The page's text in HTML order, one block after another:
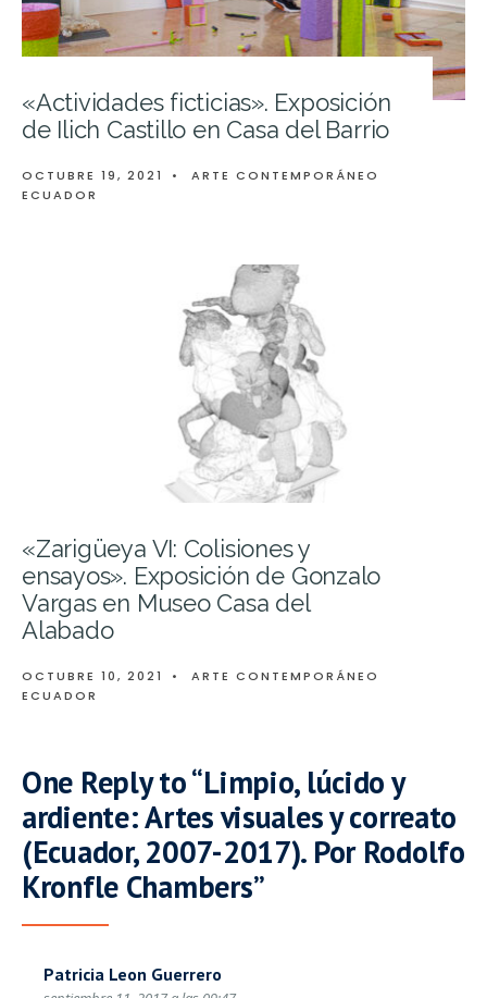
«Actividades ficticias». Exposición
de Ilich Castillo en Casa del Barrio
OCTUBRE 19, 2021 •
ARTE CONTEMPORÁNEO
ECUADOR
«Zarigüeya VI: Colisiones y
ensayos». Exposición de Gonzalo
Vargas en Museo Casa del
Alabado
OCTUBRE 10, 2021 •
ARTE CONTEMPORÁNEO
ECUADOR
One Reply to “Limpio, lúcido y
ardiente: Artes visuales y correato
(Ecuador, 2007-2017). Por Rodolfo
Kronfle Chambers”
Patricia Leon Guerrero